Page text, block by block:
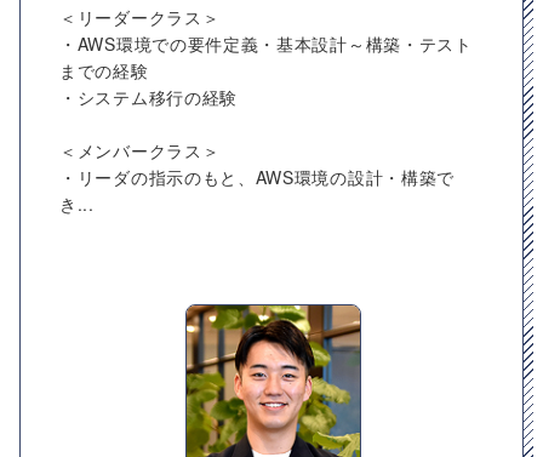
＜リーダークラス＞
・AWS環境での要件定義・基本設計～構築・テスト
までの経験
・システム移行の経験
＜メンバークラス＞
・リーダの指示のもと、AWS環境の設計・構築で
き...